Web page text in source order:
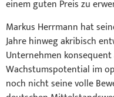
einem guten Preis zu
Markus Herrmann hat
Jahre hinweg akribisch
Unternehmen
Wachstumspotential im
noch nicht seine volle